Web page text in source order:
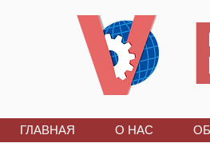
ГЛАВНАЯ О НАС